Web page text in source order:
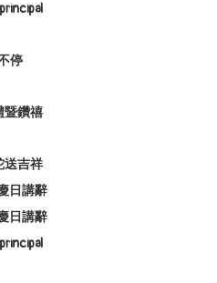
停
暨鑽禧
送吉祥
日講辭
日講辭